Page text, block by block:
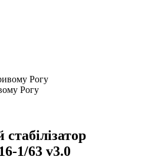
Рогу
1/63 v3.0